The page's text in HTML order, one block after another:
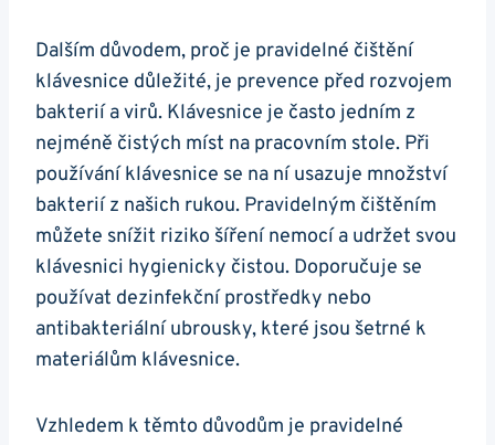
Dalším důvodem, proč je pravidelné‌ čištění ​
klávesnice důležité, je prevence před rozvojem
⁤bakterií a virů. Klávesnice je často ⁣jedním z
nejméně ‌čistých míst na pracovním stole. ‍Při
používání klávesnice⁤ se na ní usazuje množství
bakterií z našich rukou. Pravidelným čištěním
můžete ⁤snížit riziko šíření nemocí a udržet svou
klávesnici hygienicky čistou. Doporučuje se
používat dezinfekční prostředky nebo‍
antibakteriální ubrousky, které jsou šetrné k⁣
materiálům klávesnice.
Vzhledem k těmto důvodům je pravidelné